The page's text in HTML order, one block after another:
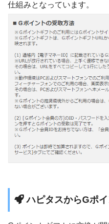
仕組みとなっています。
ハピタスからGポ